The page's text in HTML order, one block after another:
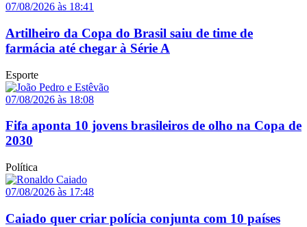
07/08/2026 às 18:41
Artilheiro da Copa do Brasil saiu de time de
farmácia até chegar à Série A
Esporte
07/08/2026 às 18:08
Fifa aponta 10 jovens brasileiros de olho na Copa de
2030
Política
07/08/2026 às 17:48
Caiado quer criar polícia conjunta com 10 países